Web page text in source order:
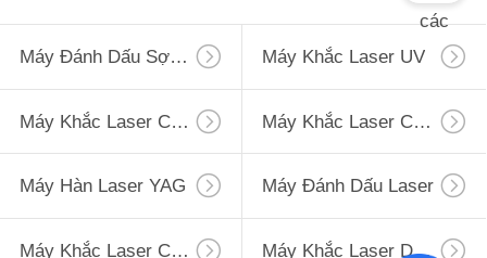
Máy khắc laser
Diode
7
các
Máy Đánh Dấu Sợi Laser
Máy Khắc Laser UV
Máy Khắc Laser CO2 Máy Khắc Laser Cầm Tay
Máy Hàn Laser YAG Máy Đánh Dấu Laser
Máy Khắc Laser Cầm Tay Máy Khắc Laser Diode